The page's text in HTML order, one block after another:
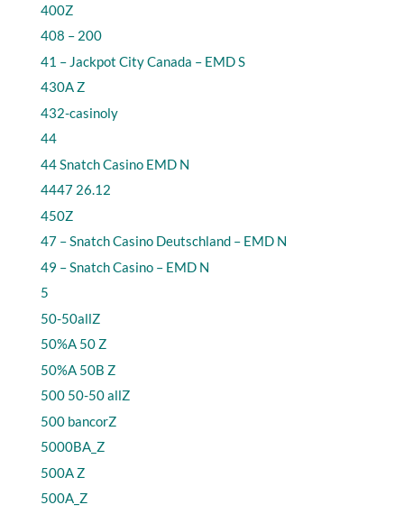
400Z
408 – 200
41 – Jackpot City Canada – EMD S
430A Z
432-casinoly
44
44 Snatch Casino EMD N
4447 26.12
450Z
47 – Snatch Casino Deutschland – EMD N
49 – Snatch Casino – EMD N
5
50-50allZ
50%A 50 Z
50%A 50B Z
500 50-50 allZ
500 bancorZ
5000BA_Z
500A Z
500A_Z